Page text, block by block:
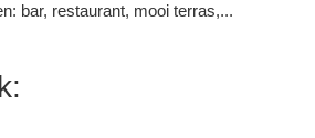
bar, restaurant, mooi terras,...